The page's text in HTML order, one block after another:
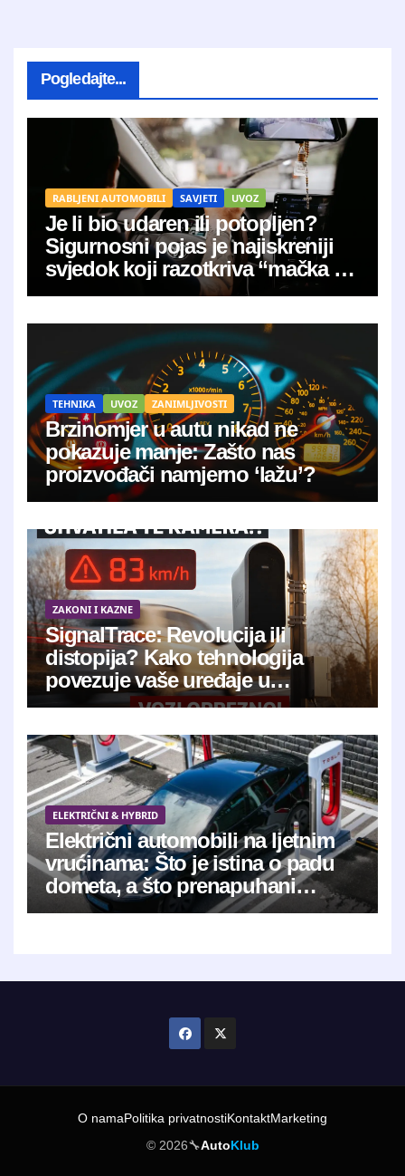
Pogledajte...
RABLJENI AUTOMOBILI SAVJETI UVOZ
Je li bio udaren ili potopljen?
Sigurnosni pojas je najiskreniji
svjedok koji razotkriva “mačka u
vreći”
TEHNIKA UVOZ ZANIMLJIVOSTI
Brzinomjer u autu nikad ne
pokazuje manje: Zašto nas
proizvođači namjerno ‘lažu’?
ZAKONI I KAZNE
SignalTrace: Revolucija ili
distopija? Kako tehnologija
povezuje vaše uređaje u
jedinstveni digitalni otisak
ELEKTRIČNI & HYBRID
Električni automobili na ljetnim
vrućinama: Što je istina o padu
dometa, a što prenapuhani
mitovi?
O namaPolitika privatnostiKontaktMarketing
© 2026🔧AutoKlub